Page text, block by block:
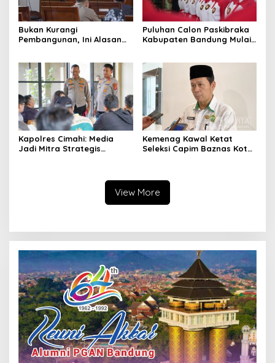
Bukan Kurangi
Pembangunan, Ini Alasan
Daerah
Puluhan Calon Paskibraka
Kabupaten Bandung Mulai
Kapolres Cimahi: Media
Jadi Mitra Strategis
Kemenag Kawal Ketat
Seleksi Capim Baznas Kota
View More